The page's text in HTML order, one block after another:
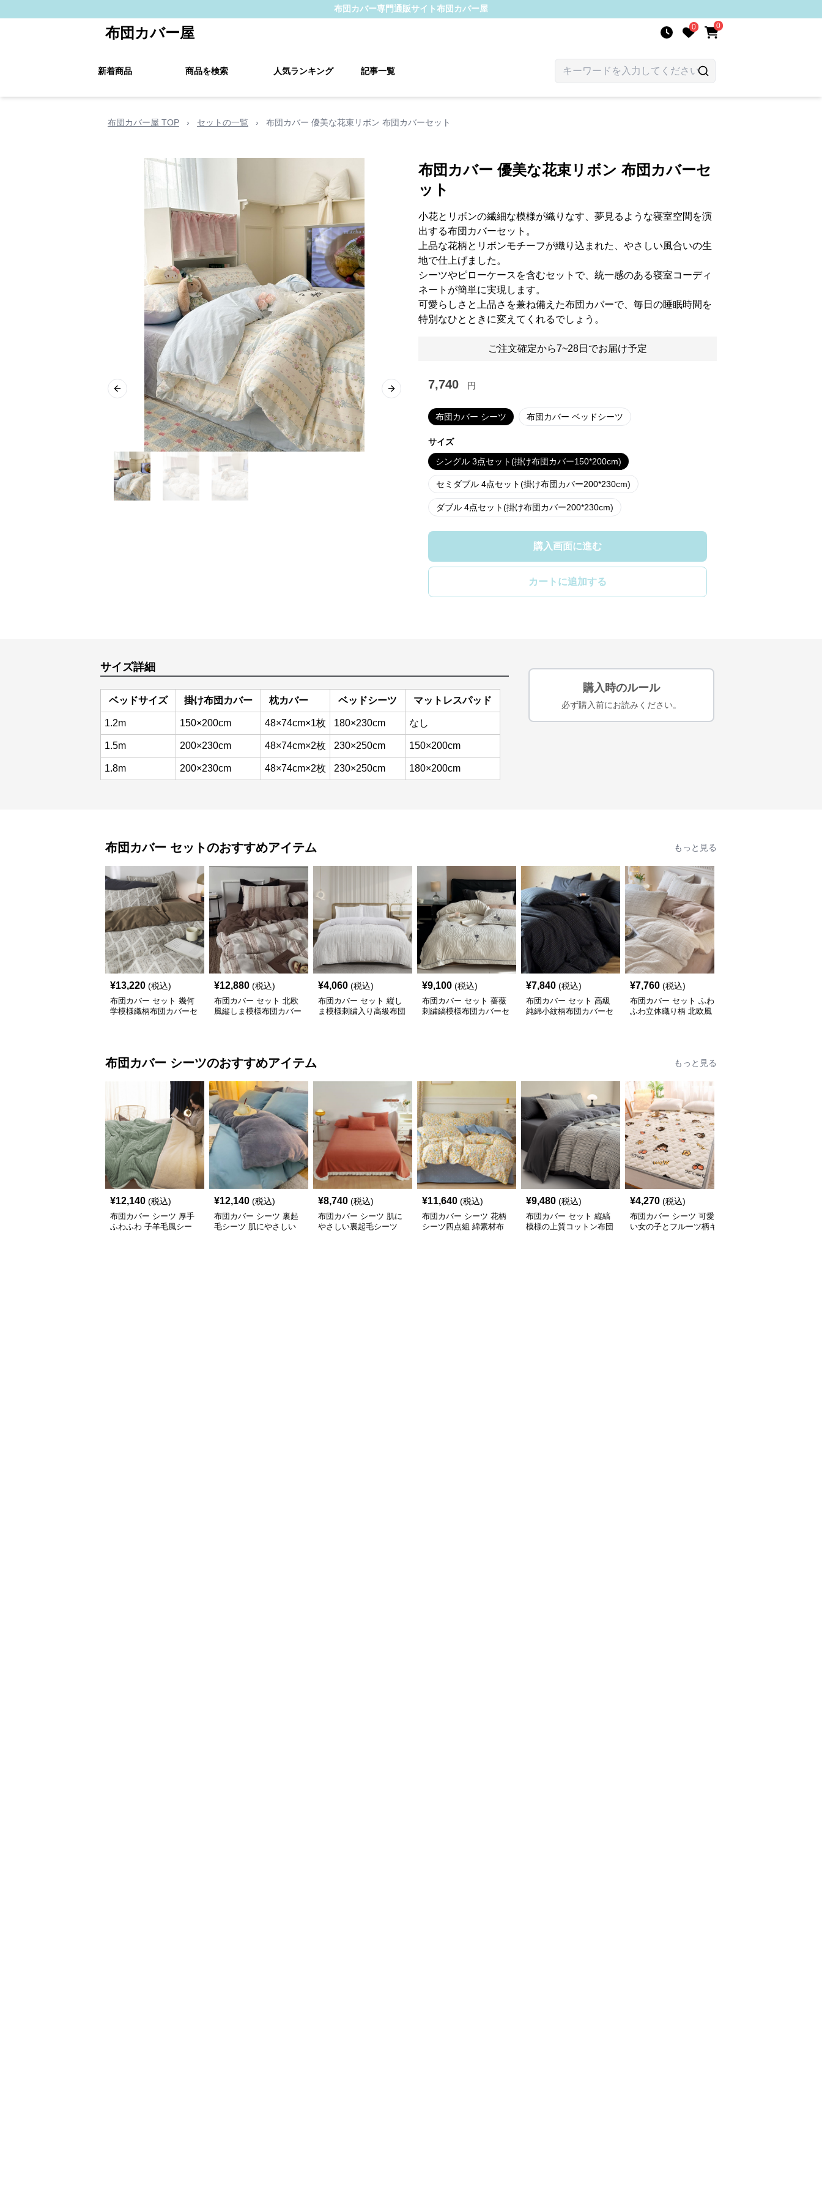
布団カバー専門通販サイト布団カバー屋
布団カバー屋 0 0
新着商品 商品を検索 人気ランキング 記事一覧
布団カバー屋 TOP › セットの一覧 › 布団カバー 優美な花束リボン 布団カバーセット
Previous slide Next slide
布団カバー 優美な花束リボン 布団カバーセ
ット
小花とリボンの繊細な模様が織りなす、夢見るような寝室空間を演
出する布団カバーセット。
上品な花柄とリボンモチーフが織り込まれた、やさしい風合いの生
地で仕上げました。
シーツやピローケースを含むセットで、統一感のある寝室コーディ
ネートが簡単に実現します。
可愛らしさと上品さを兼ね備えた布団カバーで、毎日の睡眠時間を
特別なひとときに変えてくれるでしょう。
ご注文確定から7~28日でお届け予定
7,740 円
布団カバー シーツ 布団カバー ベッドシーツ
サイズ
シングル 3点セット(掛け布団カバー150*200cm)
セミダブル 4点セット(掛け布団カバー200*230cm)
ダブル 4点セット(掛け布団カバー200*230cm)
購入画面に進む
カートに追加する
サイズ詳細
ベッドサイズ 掛け布団カバー 枕カバー ベッドシーツ マットレスパッド
1.2m 150×200cm 48×74cm×1枚 180×230cm なし
1.5m 200×230cm 48×74cm×2枚 230×250cm 150×200cm
1.8m 200×230cm 48×74cm×2枚 230×250cm 180×200cm
購入時のルール
必ず購入前にお読みください。
布団カバー セットのおすすめアイテム もっと見る
¥13,220 (税込)
布団カバー セット 幾何
学模様織柄布団カバーセ
¥12,880 (税込)
布団カバー セット 北欧
風縦しま模様布団カバー
¥4,060 (税込)
布団カバー セット 縦し
ま模様刺繍入り高級布団
¥9,100 (税込)
布団カバー セット 薔薇
刺繍縞模様布団カバーセ
¥7,840 (税込)
布団カバー セット 高級
純綿小紋柄布団カバーセ
¥7,760 (税込)
布団カバー セット ふわ
ふわ立体織り柄 北欧風
布団カバー シーツのおすすめアイテム もっと見る
¥12,140 (税込)
布団カバー シーツ 厚手
ふわふわ 子羊毛風シー
¥12,140 (税込)
布団カバー シーツ 裏起
毛シーツ 肌にやさしい
¥8,740 (税込)
布団カバー シーツ 肌に
やさしい裏起毛シーツ
¥11,640 (税込)
布団カバー シーツ 花柄
シーツ四点組 綿素材布
¥9,480 (税込)
布団カバー セット 縦縞
模様の上質コットン布団
¥4,270 (税込)
布団カバー シーツ 可愛
い女の子とフルーツ柄キ